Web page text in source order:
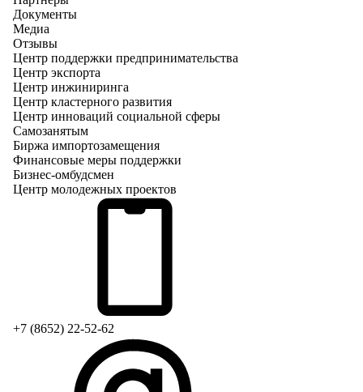
Документы
Медиа
Отзывы
Центр поддержки предпринимательства
Центр экспорта
Центр инжиниринга
Центр кластерного развития
Центр инноваций социальной сферы
Cамозанятым
Биржа импортозамещения
Финансовые меры поддержки
Бизнес-омбудсмен
Центр молодежных проектов
+7 (8652) 22-52-62